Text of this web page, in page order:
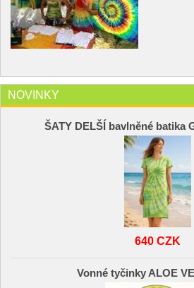
NOVINKY
ŠATY DELŠÍ bavlněné batika
640 CZK
Vonné tyčinky ALOE